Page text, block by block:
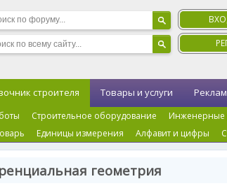
строителя
Строительное оборудование Инженерные
Единицы измерения Алфавит и цифры
Товары и услуги
геометрия